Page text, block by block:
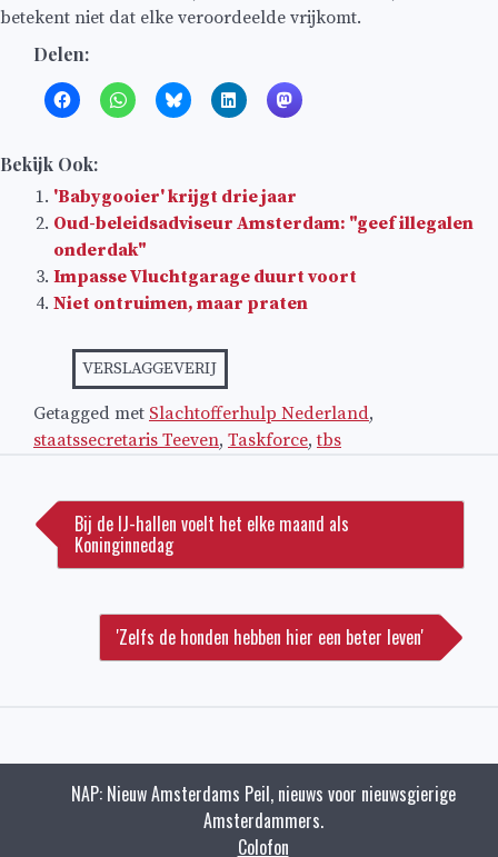
betekent niet dat elke veroordeelde vrijkomt.
Delen:
Bekijk Ook:
'Babygooier' krijgt drie jaar
Oud-beleidsadviseur Amsterdam: "geef illegalen
onderdak"
Impasse Vluchtgarage duurt voort
Niet ontruimen, maar praten
VERSLAGGEVERIJ
Getagged met Slachtofferhulp Nederland,
staatssecretaris Teeven, Taskforce,tbs
navigatie
Bij de IJ-hallen voelt het elke maand als
Koninginnedag
'Zelfs de honden hebben hier een beter leven'
NAP: Nieuw Amsterdams Peil, nieuws voor nieuwsgierige
Amsterdammers.
Colofon